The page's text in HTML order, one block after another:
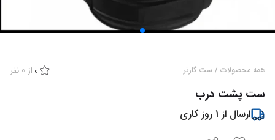
همه محصولات / ست گارتر 0 از 0 نفر
ست پشت درب
ارسال از 1 روز کاری